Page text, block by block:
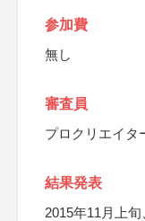
参加費
無し
審査員
プロクリエイタ
結果発表
2015年11月上